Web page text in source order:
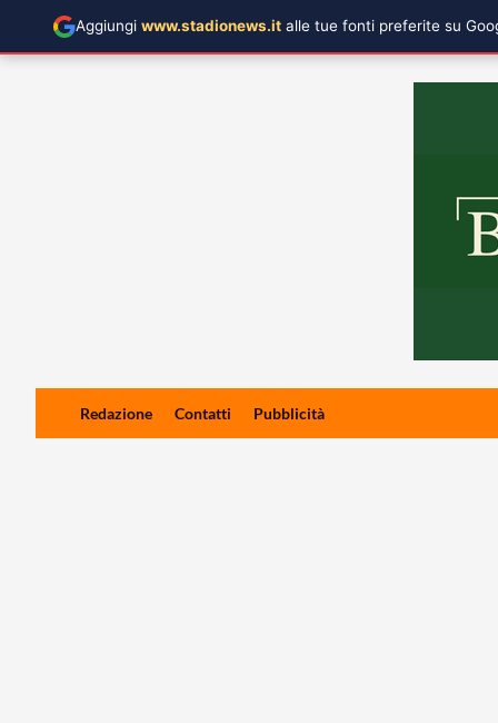
Redazione Contatti Pubblicità
Aggiungi www.stadionews.it alle tue fonti preferite su